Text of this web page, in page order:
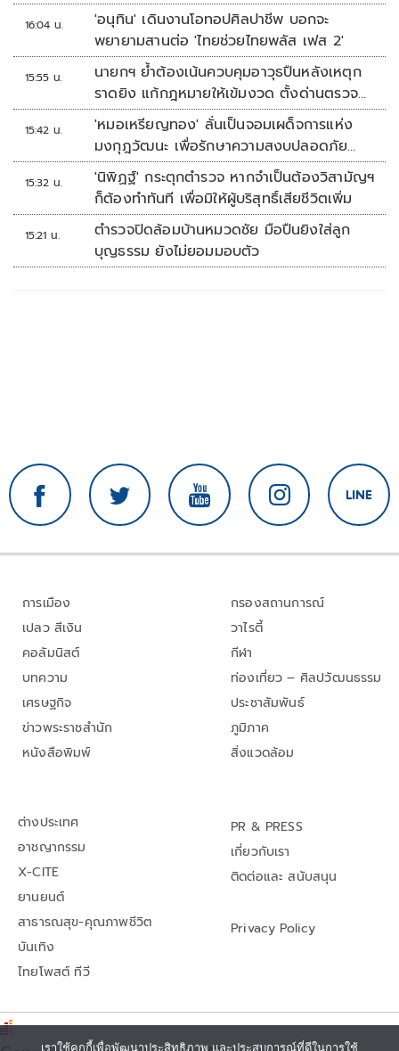
16:04 น.
'อนุทิน' เดินงานโอทอปศิลปาชีพ บอกจะ
พยายามสานต่อ 'ไทยช่วยไทยพลัส เฟส 2'
15:55 น.
นายกฯ ย้ำต้องเน้นควบคุมอาวุธปืนหลังเหตุก
ราดยิง แก้กฎหมายให้เข้มงวด ตั้งด่านตรวจ
เพิ่ม
15:42 น.
'หมอเหรียญทอง' ลั่นเป็นจอมเผด็จการแห่ง
มงกุฎวัฒนะ เพื่อรักษาความสงบปลอดภัย
ภายในรพ.
15:32 น.
'นิพิฏฐ์' กระตุกตำรวจ หากจำเป็นต้องวิสามัญฯ
ก็ต้องทำทันที เพื่อมิให้ผู้บริสุทธิ์เสียชีวิตเพิ่ม
15:21 น.
ตำรวจปิดล้อมบ้านหมวดชัย มือปืนยิงใส่ลูก
บุญธรรม ยังไม่ยอมมอบตัว
การเมือง
เปลว สีเงิน
คอลัมนิสต์
บทความ
เศรษฐกิจ
ข่าวพระราชสำนัก
หนังสือพิมพ์
กรองสถานการณ์
วาไรตี้
กีฬา
ท่องเที่ยว – ศิลปวัฒนธรรม
ประชาสัมพันธ์
ภูมิภาค
สิ่งแวดล้อม
ต่างประเทศ
อาชญากรรม
X-CITE
ยานยนต์
สาธารณสุข-คุณภาพชีวิต
บันเทิง
ไทยโพสต์ ทีวี
PR & PRESS
เกี่ยวกับเรา
ติดต่อและ สนับสนุน
Privacy Policy
เราใช้คุกกี้เพื่อพัฒนาประสิทธิภาพ และประสบการณ์ที่ดีในการใช้